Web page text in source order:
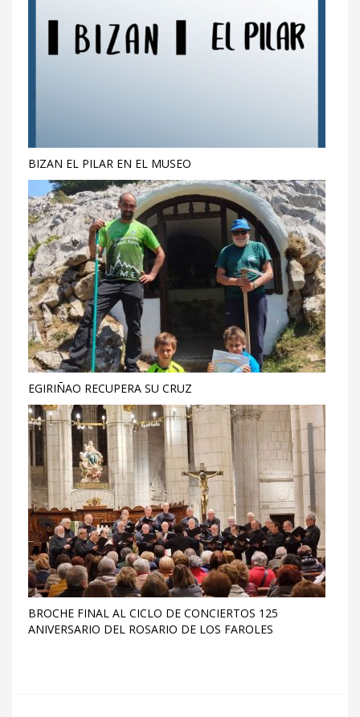
BIZAN EL PILAR EN EL MUSEO
EGIRIÑAO RECUPERA SU CRUZ
BROCHE FINAL AL CICLO DE CONCIERTOS 125
ANIVERSARIO DEL ROSARIO DE LOS FAROLES